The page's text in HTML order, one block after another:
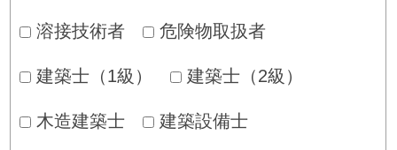
溶接技術者 危険物取扱者
建築士（1級） 建築士（2級）
木造建築士 建築設備士